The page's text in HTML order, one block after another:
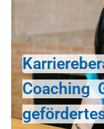
Coaching